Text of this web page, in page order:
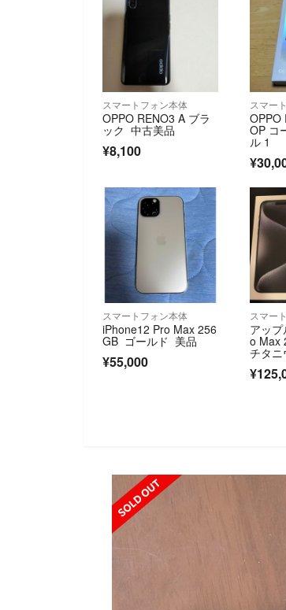
スマートフォン本体
OPPO RENO3 A ブラ
ック 中古美品
¥8,100
スマー
OPPO
OP コ
ル 1
スマートフォン本体
iPhone12 Pro Max 256
GB ゴールド 美品
¥55,000
スマー
アッ
o Max
チタニ
SOLD OUT